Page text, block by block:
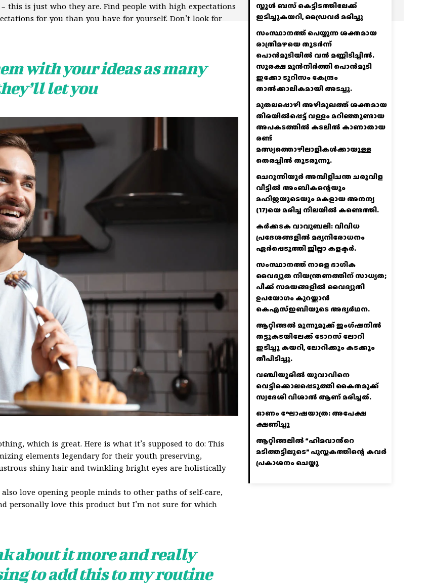
this is just who they are. Find people with high expectations
for you than you have for yourself. Don’t look for
with your ideas as many
let you
which is great. Here is what it’s supposed to do: This
elements legendary for their youth preserving,
shiny hair and twinkling bright eyes are holistically
love opening people minds to other paths of self-care,
personally love this product but I’m not sure for which
about it more and really
to add this to my routine
സ്കൂൾ ബസ് കെട്ടിടത്തിലേക്ക്
ഇടിച്ചുകയറി, ഡ്രൈവർ മരിച്ചു
സംസ്ഥാനത്ത് പെയ്യുന്ന ശക്തമായ
രാത്രിമഴയെ തുടർന്ന്
പൊൻമുടിയില്‍ വൻ മണ്ണിടിച്ചില്‍.
സുരക്ഷ മുൻനിർത്തി പൊൻമുടി
ഇക്കോ ടൂറിസം കേന്ദ്രം
താല്‍ക്കാലികമായി അടച്ചു.
മുതലപ്പൊഴി അഴിമുഖത്ത് ശക്തമായ
തിരയിൽപ്പെട്ട് വള്ളം മറിഞ്ഞുണ്ടായ
അപകടത്തിൽ കടലിൽ കാണാതായ
രണ്ട്
മത്സ്യത്തൊഴിലാളികൾക്കായുള്ള
തെരച്ചിൽ തുടരുന്നു.
ചെറുന്നിയൂർ അമ്പിളിചന്ത ചരുവിള
വീട്ടിൽ അംബികന്റെയും
മഹിജയുടെയും മകളായ അനന്യ
(17)യെ മരിച്ച നിലയിൽ കണ്ടെത്തി.
കര്‍ക്കടക വാവുബലി: വിവിധ
പ്രദേശങ്ങളില്‍ മദ്യനിരോധനം
ഏര്‍പ്പെടുത്തി ജില്ലാ കളക്ടര്‍.
സംസ്ഥാനത്ത് നാളെ ഭാഗിക
വൈദ്യുത നിയന്ത്രണത്തിന് സാധ്യത;
പീക്ക് സമയങ്ങളില്‍ വൈദ്യുതി
ഉപയോഗം കുറയ്ക്കാൻ
കെഎസ്‌ഇബിയുടെ അഭ്യര്‍ഥന.
ആറ്റിങ്ങൽ മൂന്നുമുക്ക് ജംഗ്ഷനിൽ
തട്ടുകടയിലേക്ക് ടോറസ് ലോറി
ഇടിച്ചു കയറി, ലോറിക്കും കടക്കും
തീപിടിച്ചു.
വഞ്ചിയൂരില്‍ യുവാവിനെ
വെട്ടിക്കൊലപ്പെടുത്തി കൈതമുക്ക്
സ്വദേശി വിശാല്‍ ആണ് മരിച്ചത്.
ഓണം ഘോഷയാത്ര: അപേക്ഷ
ക്ഷണിച്ചു
ആറ്റിങ്ങലിൽ “ഹിമവാൻ്റെ
മടിത്തട്ടിലൂടെ” പുസ്തകത്തിന്റെ കവർ
പ്രകാശനം ചെയ്തു